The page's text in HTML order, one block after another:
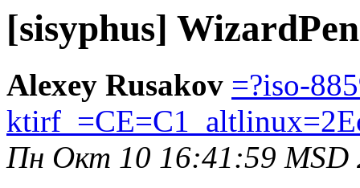
[sisyphus]
Alexey Rusakov =?iso-
Пн Окт 10 16:41:59 MSD